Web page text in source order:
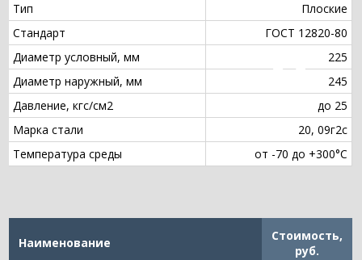
Тип
Плоские
Стандарт
ГОСТ 12820-80
Диаметр условный, мм
225
Диаметр наружный, мм
245
Давление, кгс/см2
до 25
Марка стали
20, 09г2с
Температура среды
от -70 до +300°С
Наименование
Стоимость,
руб.